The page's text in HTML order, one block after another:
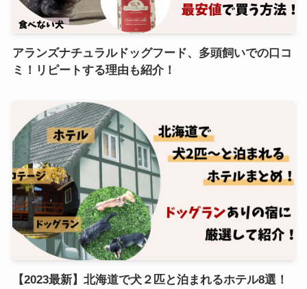
アランズナチュラルドッグフード、多頭飼いでの口コ
ミ！リピートする理由も紹介！
【2023最新】北海道で犬２匹と泊まれるホテル8選！